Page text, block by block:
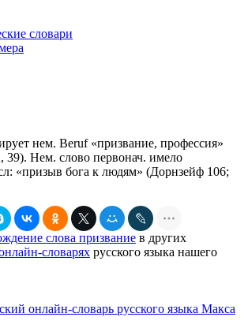
словари
нем. Веruf «призвание, профессия»
39). Нем. слово первонач. имело
«призыв бога к людям» (Дорнзейф 106;
слова призвание в других
словарях русского языка нашего
онлайн-словарь русского языка Макса